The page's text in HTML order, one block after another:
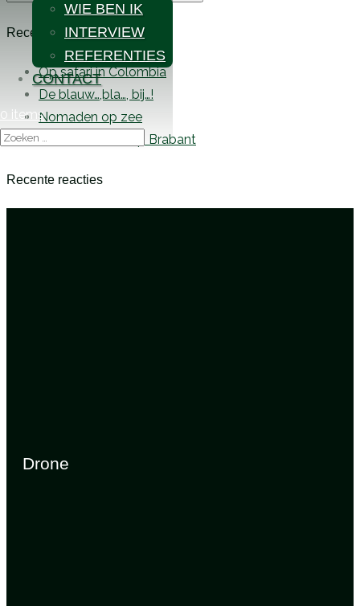
WIE BEN IK
INTERVIEW
REFERENTIES
CONTACT
0 items
Recente berichten
Op safari in Colombia
De blauw…,bla…, bij…!
Nomaden op zee
Interview Omroep Brabant
Recente reacties
Drone